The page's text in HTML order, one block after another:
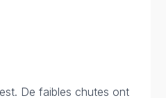
De faibles chutes ont